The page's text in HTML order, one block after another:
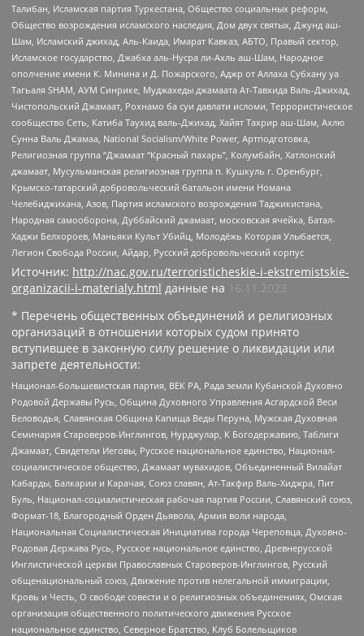
Талибан, Исламская партия Туркестана, Общество социальных реформ,
Общество возрождения исламского наследия, Дом двух святых, Джунд аш-
Шам, Исламский джихад, Аль-Каида, Имарат Кавказ, АБТО, Правый сектор,
Исламское государство, Джабха аль-Нусра ли-Ахль аш-Шам, Народное
ополчение имени К. Минина и Д. Пожарского, Аджр от Аллаха Субхану уа
Тагьаля SHAM, АУМ Синрике, Муджахеды джамаата Ат-Тавхида Валь-Джихад,
Чистопольский Джамаат, Рохнамо ба суи давлати исломи, Террористическое
сообщество Сеть, Катиба Таухид валь-Джихад, Хайят Тахрир аш-Шам, Ахлю
Сунна Валь Джамаа, National Socialism/White Power, Артподготовка,
Религиозная группа “Джамаат “Красный пахарь”, Колумбайн, Хатлонский
джамаат, Мусульманская религиозная группа п. Кушкуль г. Оренбург,
Крымско-татарский добровольческий батальон имени Номана
Челебиджихана, Азов, Партия исламского возрождения Таджикистана,
Народная самооборона, Дуббайский джамаат, московская ячейка, Батал-
Хаджи Белхороев, Маньяки Культ Убийц, Молодёжь Которая Улыбается,
Легион Свобода России, Айдар, Русский добровольческий корпус
Источник: http://nac.gov.ru/terroristicheskie-i-ekstremistskie-
organizacii-i-materialy.html данные на
16.11.2023
* Перечень общественных объединений и религиозных
организаций в отношении которых судом принято
вступившее в законную силу решение о ликвидации или
запрете деятельности:
Национал-большевистская партия, ВЕК РА, Рада земли Кубанской Духовно
Родовой Державы Русь, Община Духовного Управления Асгардской Веси
Беловодья, Славянская Община Капища Веды Перуна, Мужская Духовная
Семинария Староверов-Инглингов, Нурджулар, К Богодержавию, Таблиги
Джамаат, Свидетели Иеговы, Русское национальное единство, Национал-
социалистическое общество, Джамаат мувахидов, Объединенный Вилайат
Кабарды, Балкарии и Карачая, Союз славян, Ат-Такфир Валь-Хиджра, Пит
Буль, Национал-социалистическая рабочая партия России, Славянский союз,
Формат-18, Благородный Орден Дьявола, Армия воли народа,
Национальная Социалистическая Инициатива города Череповца, Духовно-
Родовая Держава Русь, Русское национальное единство, Древнерусской
Инглистической церкви Православных Староверов-Инглингов, Русский
общенациональный союз, Движение против нелегальной иммиграции,
Кровь и Честь, О свободе совести и о религиозных объединениях, Омская
организация общественного политического движения Русское
национальное единство, Северное Братство, Клуб Болельщиков